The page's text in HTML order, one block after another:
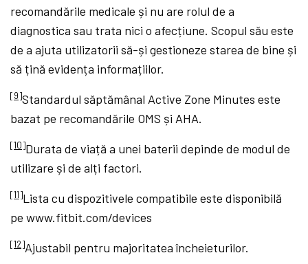
recomandările medicale și nu are rolul de a
diagnostica sau trata nici o afecțiune. Scopul său este
de a ajuta utilizatorii să-și gestioneze starea de bine și
să țină evidența informațiilor.
[9]Standardul săptămânal Active Zone Minutes este
bazat pe recomandările OMS și AHA.
[10]Durata de viață a unei baterii depinde de modul de
utilizare și de alți factori.
[11]Lista cu dispozitivele compatibile este disponibilă
pe www.fitbit.com/devices
[12]Ajustabil pentru majoritatea încheieturilor.